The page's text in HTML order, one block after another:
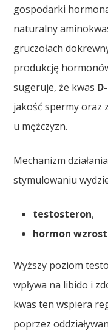
gospodarki
naturalny
gruczołach
produkcję
sugeruje, że kwas
jakość spermy oraz
u mężczyzn.
Mechanizm
stymulowaniu
testosteron,
hormon
Wyższy poziom
wpływa na libido i
kwas ten wspiera
poprzez